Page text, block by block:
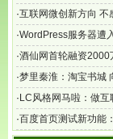
·互联网微创新方向 不
·WordPress服务器遭
·酒仙网首轮融资
·梦里秦淮：淘宝书城
· LC风格网马啦：做
·百度首页测试新功能